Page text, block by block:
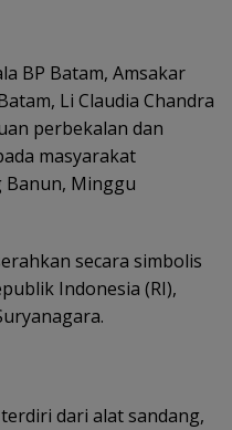
BP Batam, Amsakar
Li Claudia Chandra
perbekalan dan
masyarakat
Minggu
secara simbolis
Indonesia (RI),
dari alat sandang,